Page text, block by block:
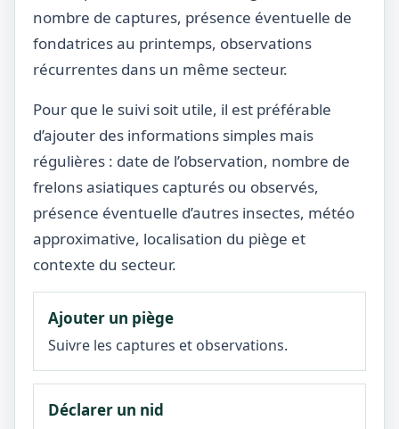
nombre de captures, présence éventuelle de
fondatrices au printemps, observations
récurrentes dans un même secteur.
Pour que le suivi soit utile, il est préférable
d’ajouter des informations simples mais
régulières : date de l’observation, nombre de
frelons asiatiques capturés ou observés,
présence éventuelle d’autres insectes, météo
approximative, localisation du piège et
contexte du secteur.
Ajouter un piège
Suivre les captures et observations.
Déclarer un nid